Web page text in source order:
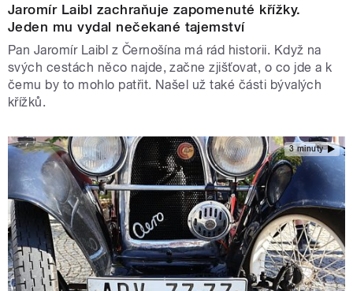
Jaromír Laibl zachraňuje zapomenuté křížky.
Jeden mu vydal nečekané tajemství
Pan Jaromír Laibl z Černošína má rád historii. Když na
svých cestách něco najde, začne zjišťovat, o co jde a k
čemu by to mohlo patřit. Našel už také části bývalých
křížků.
3 minuty